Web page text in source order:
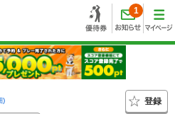
1
)
登録